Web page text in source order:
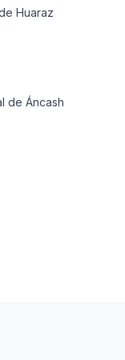
Huaraz
de Áncash